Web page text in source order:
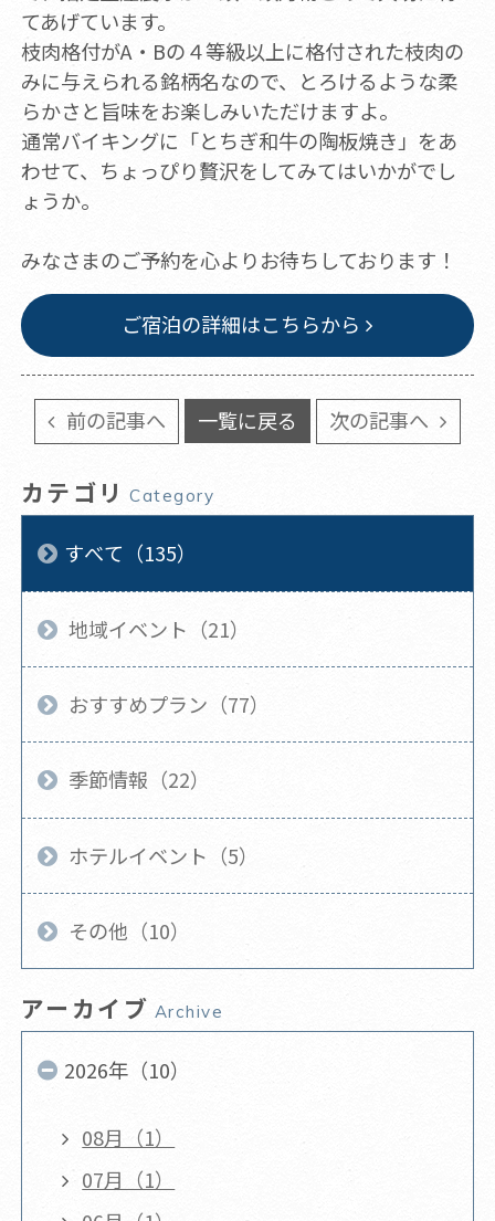
てあげています。
枝肉格付がA・Bの４等級以上に格付された枝肉の
みに与えられる銘柄名なので、とろけるような柔
らかさと旨味をお楽しみいただけますよ。
通常バイキングに「とちぎ和牛の陶板焼き」をあ
わせて、ちょっぴり贅沢をしてみてはいかがでし
ょうか。
みなさまのご予約を心よりお待ちしております！
ご宿泊の詳細はこちらから
前の記事へ 一覧に戻る 次の記事へ
カテゴリ Category
すべて（135）
地域イベント（21）
おすすめプラン（77）
季節情報（22）
ホテルイベント（5）
その他（10）
アーカイブ Archive
2026年（10）
08月（1）
07月（1）